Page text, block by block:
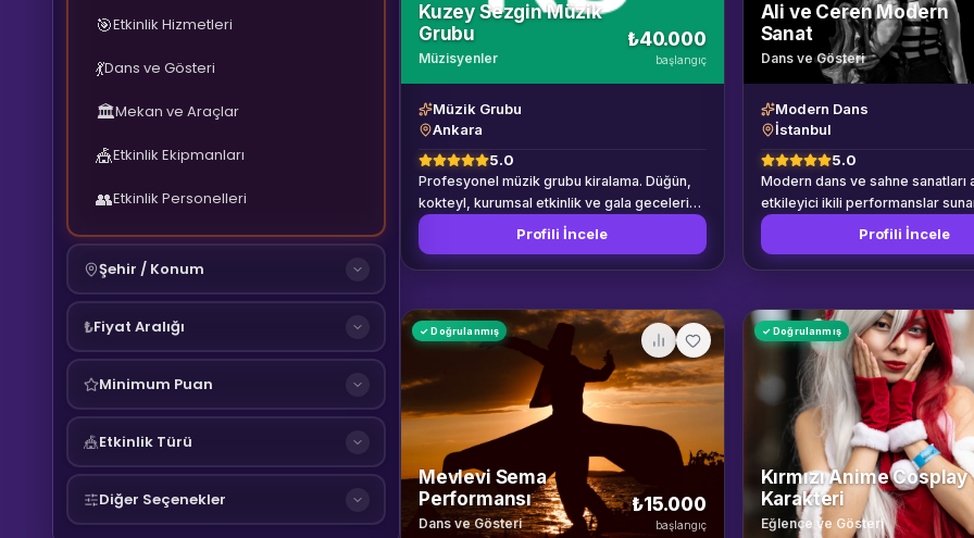
🎯Etkinlik Hizmetleri
💃Dans ve Gösteri
🏛️Mekan ve Araçlar
🎪Etkinlik Ekipmanları
👥Etkinlik Personelleri
Şehir / Konum
₺Fiyat Aralığı
Minimum Puan
🎪Etkinlik Türü
Diğer Seçenekler
Kuzey Sezgin Müzik
Grubu
Müzisyenler
₺40.000
başlangıç
Müzik Grubu
Ankara
5.0
Profesyonel müzik grubu kiralama. Düğün,
kokteyl, kurumsal etkinlik ve gala geceleri
için. Ankara ve çevresi.
Profili İncele
Ali ve Ceren Modern
Sanat
Dans ve Gösteri
Modern Dans
İstanbul
5.0
Modern dans ve sahne sanatları
etkileyici ikili performanslar
profesyonel sanatçı çifti.
Profili İncele
✓ Doğrulanmış
Mevlevi Sema
Performansı
Dans ve Gösteri
₺15.000
başlangıç
✓ Doğrulanmış
Kırmızı Anime Cosplay
Karakteri
Eğlence ve Gösteri